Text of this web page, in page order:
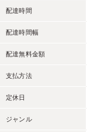
配達時間
配達時間幅
配達無料金額
支払方法
定休日
ジャンル